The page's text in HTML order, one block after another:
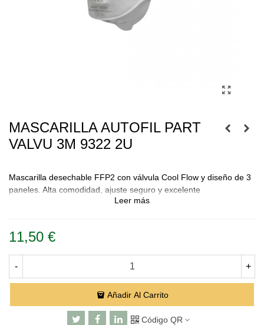
MASCARILLA AUTOFIL PART
VALVU 3M 9322 2U
Mascarilla desechable FFP2 con válvula Cool Flow y diseño de 3
paneles. Alta comodidad, ajuste seguro y excelente
transpirabilidad. Pack de 2 unidades.
Leer más
11,50 €
- +
Añadir Al Carrito
Código QR